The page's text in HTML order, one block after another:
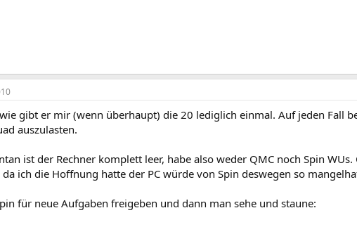
gibt er mir (wenn überhaupt) die 20 lediglich einmal. Auf jeden Fall
auszulasten.
ist der Rechner komplett leer, habe also weder QMC noch Spin
da ich die Hoffnung hatte der PC würde von Spin deswegen so
für neue Aufgaben freigeben und dann man sehe und staune: